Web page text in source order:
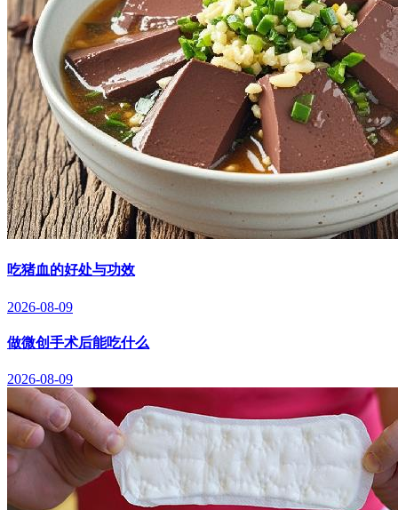
吃猪血的好处与功效
2026-08-09
做微创手术后能吃什么
2026-08-09